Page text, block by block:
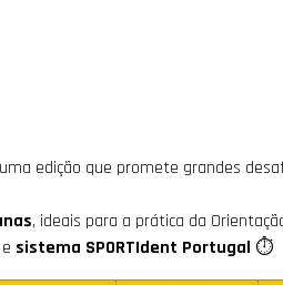
edição que promete grandes
, ideais para a prática da
e sistema SPORTIdent Portugal ⏱️